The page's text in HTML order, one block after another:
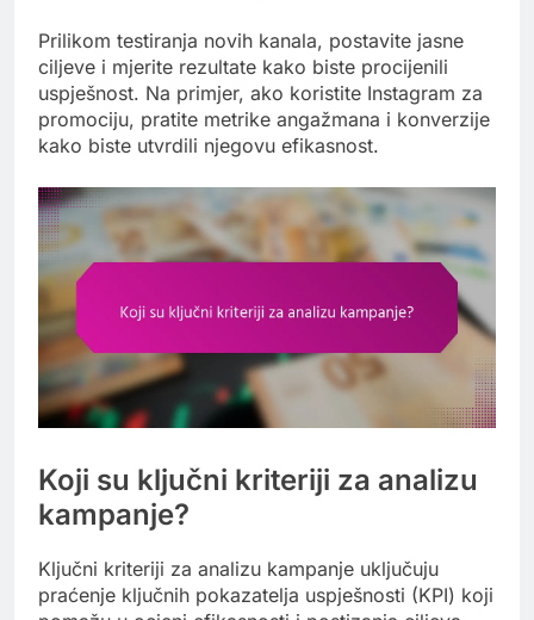
Prilikom testiranja novih kanala, postavite jasne
ciljeve i mjerite rezultate kako biste procijenili
uspješnost. Na primjer, ako koristite Instagram za
promociju, pratite metrike angažmana i konverzije
kako biste utvrdili njegovu efikasnost.
Koji su ključni kriteriji za analizu
kampanje?
Ključni kriteriji za analizu kampanje uključuju
praćenje ključnih pokazatelja uspješnosti (KPI) koji